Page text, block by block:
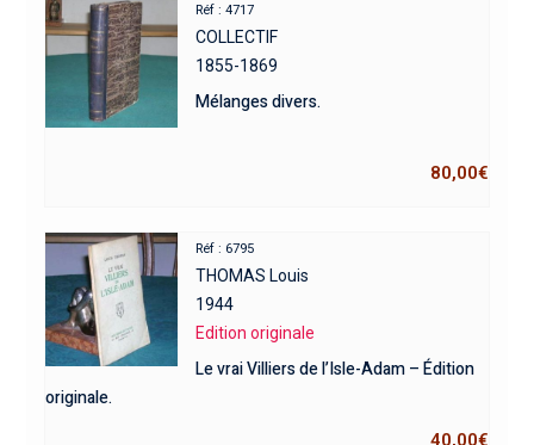
Réf : 4717
COLLECTIF
1855-1869
Mélanges divers.
80,00€
Réf : 6795
THOMAS Louis
1944
Edition originale
Le vrai Villiers de l’Isle-Adam – Édition
originale.